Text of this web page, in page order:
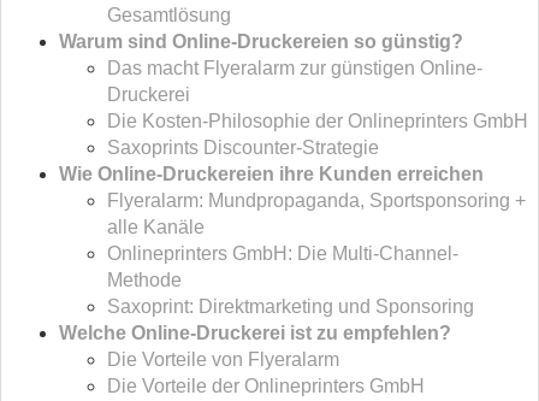
Gesamtlösung
Warum sind Online-Druckereien so günstig?
Das macht Flyeralarm zur günstigen Online-
Druckerei
Die Kosten-Philosophie der Onlineprinters GmbH
Saxoprints Discounter-Strategie
Wie Online-Druckereien ihre Kunden erreichen
Flyeralarm: Mundpropaganda, Sportsponsoring +
alle Kanäle
Onlineprinters GmbH: Die Multi-Channel-
Methode
Saxoprint: Direktmarketing und Sponsoring
Welche Online-Druckerei ist zu empfehlen?
Die Vorteile von Flyeralarm
Die Vorteile der Onlineprinters GmbH